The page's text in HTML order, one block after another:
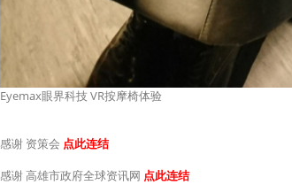
Eyemax眼界科技 VR按摩椅体验
感谢 资策会 点此连结
感谢 高雄市政府全球资讯网 点此连结